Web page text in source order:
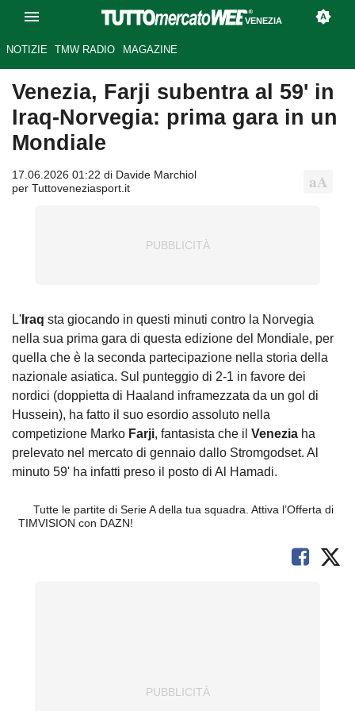
VENEZIA
NOTIZIE TMW RADIO MAGAZINE
Venezia, Farji subentra al 59' in
Iraq-Norvegia: prima gara in un
Mondiale
17.06.2026 01:22 di Davide Marchiol
per Tuttoveneziasport.it
L' Iraq sta giocando in questi minuti contro la Norvegia
nella sua prima gara di questa edizione del Mondiale, per
quella che è la seconda partecipazione nella storia della
nazionale asiatica. Sul punteggio di 2-1 in favore dei
nordici (doppietta di Haaland inframezzata da un gol di
Hussein), ha fatto il suo esordio assoluto nella
competizione Marko Farji, fantasista che il Venezia ha
prelevato nel mercato di gennaio dallo Stromgodset. Al
minuto 59' ha infatti preso il posto di Al Hamadi.
Tutte le partite di Serie A della tua squadra. Attiva l’Offerta di
TIMVISION con DAZN!